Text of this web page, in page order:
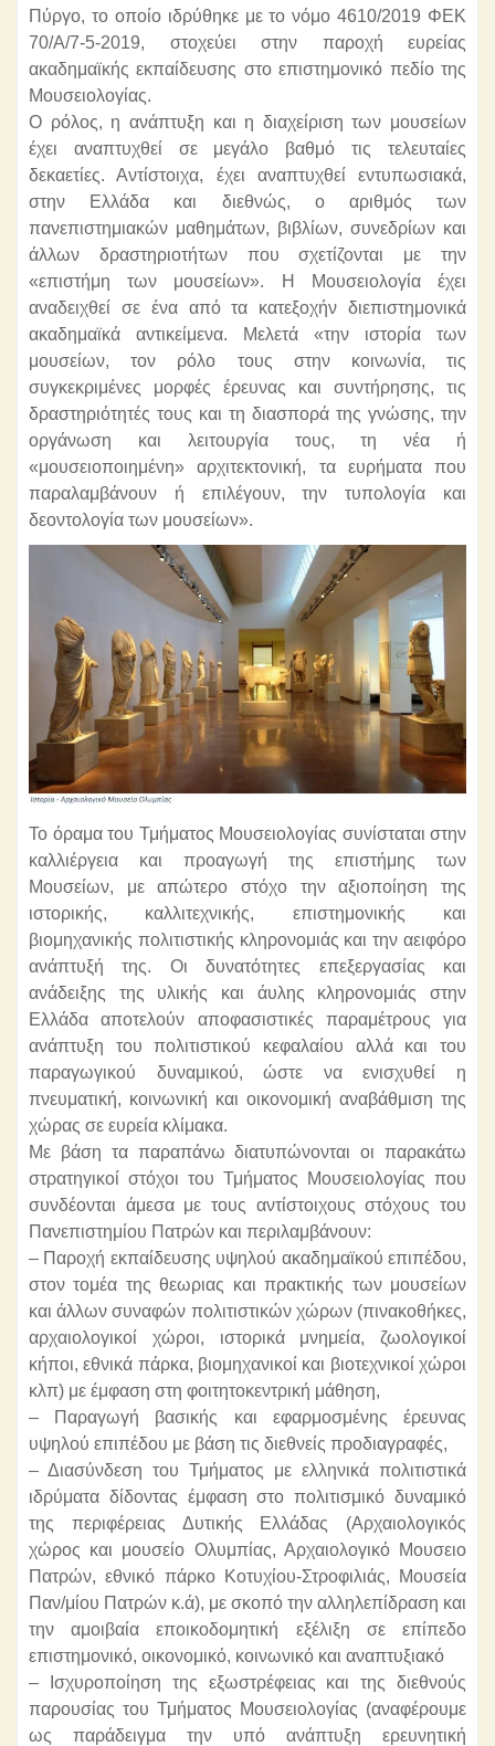
Πύργο, το οποίο ιδρύθηκε με το νόμο 4610/2019 ΦΕΚ
70/Α/7-5-2019, στοχεύει στην παροχή ευρείας
ακαδημαϊκής εκπαίδευσης στο επιστημονικό πεδίο της
Μουσειολογίας.
Ο ρόλος, η ανάπτυξη και η διαχείριση των μουσείων
έχει αναπτυχθεί σε μεγάλο βαθμό τις τελευταίες
δεκαετίες. Αντίστοιχα, έχει αναπτυχθεί εντυπωσιακά,
στην Ελλάδα και διεθνώς, ο αριθμός των
πανεπιστημιακών μαθημάτων, βιβλίων, συνεδρίων και
άλλων δραστηριοτήτων που σχετίζονται με την
«επιστήμη των μουσείων». Η Μουσειολογία έχει
αναδειχθεί σε ένα από τα κατεξοχήν διεπιστημονικά
ακαδημαϊκά αντικείμενα. Μελετά «την ιστορία των
μουσείων, τον ρόλο τους στην κοινωνία, τις
συγκεκριμένες μορφές έρευνας και συντήρησης, τις
δραστηριότητές τους και τη διασπορά της γνώσης, την
οργάνωση και λειτουργία τους, τη νέα ή
«μουσειοποιημένη» αρχιτεκτονική, τα ευρήματα που
παραλαμβάνουν ή επιλέγουν, την τυπολογία και
δεοντολογία των μουσείων».
Το όραμα του Τμήματος Μουσειολογίας συνίσταται στην
καλλιέργεια και προαγωγή της επιστήμης των
Μουσείων, με απώτερο στόχο την αξιοποίηση της
ιστορικής, καλλιτεχνικής, επιστημονικής και
βιομηχανικής πολιτιστικής κληρονομιάς και την αειφόρο
ανάπτυξή της. Οι δυνατότητες επεξεργασίας και
ανάδειξης της υλικής και άυλης κληρονομιάς στην
Ελλάδα αποτελούν αποφασιστικές παραμέτρους για
ανάπτυξη του πολιτιστικού κεφαλαίου αλλά και του
παραγωγικού δυναμικού, ώστε να ενισχυθεί η
πνευματική, κοινωνική και οικονομική αναβάθμιση της
χώρας σε ευρεία κλίμακα.
Με βάση τα παραπάνω διατυπώνονται οι παρακάτω
στρατηγικοί στόχοι του Τμήματος Μουσειολογίας που
συνδέονται άμεσα με τους αντίστοιχους στόχους του
Πανεπιστημίου Πατρών και περιλαμβάνουν:
– Παροχή εκπαίδευσης υψηλού ακαδημαϊκού επιπέδου,
στον τομέα της θεωριας και πρακτικής των μουσείων
και άλλων συναφών πολιτιστικών χώρων (πινακοθήκες,
αρχαιολογικοί χώροι, ιστορικά μνημεία, ζωολογικοί
κήποι, εθνικά πάρκα, βιομηχανικοί και βιοτεχνικοί χώροι
κλπ) με έμφαση στη φοιτητοκεντρική μάθηση,
– Παραγωγή βασικής και εφαρμοσμένης έρευνας
υψηλού επιπέδου με βάση τις διεθνείς προδιαγραφές,
– Διασύνδεση του Τμήματος με ελληνικά πολιτιστικά
ιδρύματα δίδοντας έμφαση στο πολιτισμικό δυναμικό
της περιφέρειας Δυτικής Ελλάδας (Αρχαιολογικός
χώρος και μουσείο Ολυμπίας, Αρχαιολογικό Μουσειο
Πατρών, εθνικό πάρκο Κοτυχίου-Στροφιλιάς, Μουσεία
Παν/μίου Πατρών κ.ά), με σκοπό την αλληλεπίδραση και
την αμοιβαία εποικοδομητική εξέλιξη σε επίπεδο
επιστημονικό, οικονομικό, κοινωνικό και αναπτυξιακό
– Ισχυροποίηση της εξωστρέφειας και της διεθνούς
παρουσίας του Τμήματος Μουσειολογίας (αναφέρουμε
ως παράδειγμα την υπό ανάπτυξη ερευνητική